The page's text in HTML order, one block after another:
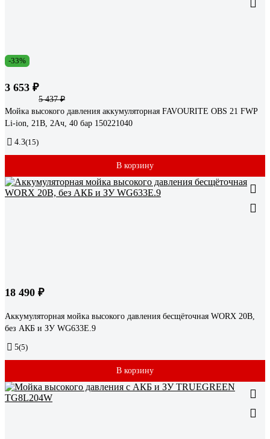
-33%
3 653 ₽
5 437 ₽
Мойка высокого давления аккумуляторная FAVOURITE OBS 21 FWP
Li-ion, 21В, 2Ач, 40 бар 150221040
4.3(15)
В корзину
18 490 ₽
Аккумуляторная мойка высокого давления бесщёточная WORX 20В,
без АКБ и ЗУ WG633E.9
5(5)
В корзину